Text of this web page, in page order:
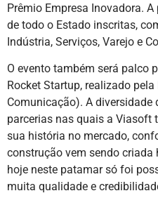
Prêmio Empresa Inovadora.
de todo o Estado inscritas,
Indústria, Serviços, Varejo e
O evento também será palco
Rocket Startup, realizado pela
Comunicação). A
parcerias nas quais a Viasoft
sua história no mercado,
construção vem sendo
hoje neste patamar só foi
muita qualidade e